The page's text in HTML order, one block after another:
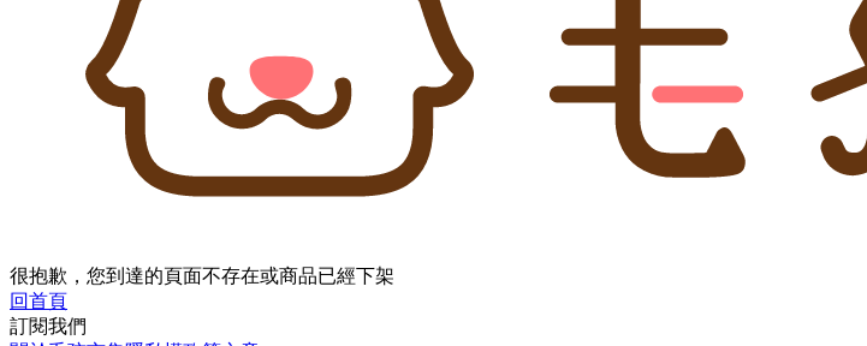
很抱歉，您到達的頁面不存在或商品已經下架
回首頁
訂閱我們